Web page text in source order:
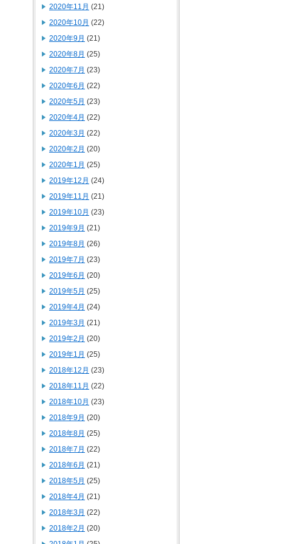
2020年11月 (21)
2020年10月 (22)
2020年9月 (21)
2020年8月 (25)
2020年7月 (23)
2020年6月 (22)
2020年5月 (23)
2020年4月 (22)
2020年3月 (22)
2020年2月 (20)
2020年1月 (25)
2019年12月 (24)
2019年11月 (21)
2019年10月 (23)
2019年9月 (21)
2019年8月 (26)
2019年7月 (23)
2019年6月 (20)
2019年5月 (25)
2019年4月 (24)
2019年3月 (21)
2019年2月 (20)
2019年1月 (25)
2018年12月 (23)
2018年11月 (22)
2018年10月 (23)
2018年9月 (20)
2018年8月 (25)
2018年7月 (22)
2018年6月 (21)
2018年5月 (25)
2018年4月 (21)
2018年3月 (22)
2018年2月 (20)